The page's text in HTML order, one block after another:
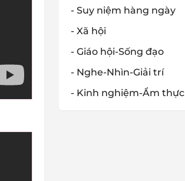
- Suy niệm hàng ngày
- Xã hội
- Giáo hội-Sống đạo
- Nghe-Nhìn-Giải trí
- Kinh nghiệm-Ẩm thực